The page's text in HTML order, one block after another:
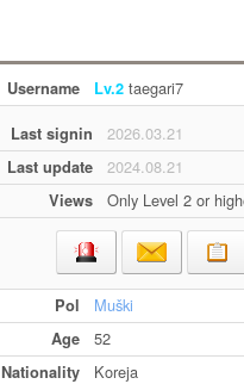
Username Lv.2 taegari7
Last signin 2026.03.21
Last update 2024.08.21
Views Only Level 2 or
Pol Muški
Age 52
Nationality Koreja